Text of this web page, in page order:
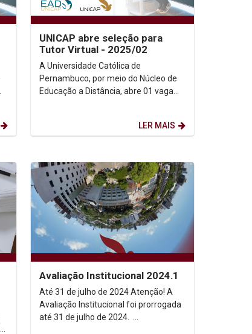
UNICAP abre seleção para
Tutor Virtual - 2025/02
A Universidade Católica de
Pernambuco, por meio do Núcleo de
Educação a Distância, abre 01 vaga
LER MAIS
Avaliação Institucional 2024.1
Até 31 de julho de 2024 Atenção! A
Avaliação Institucional foi prorrogada
até 31 de julho de 2024.